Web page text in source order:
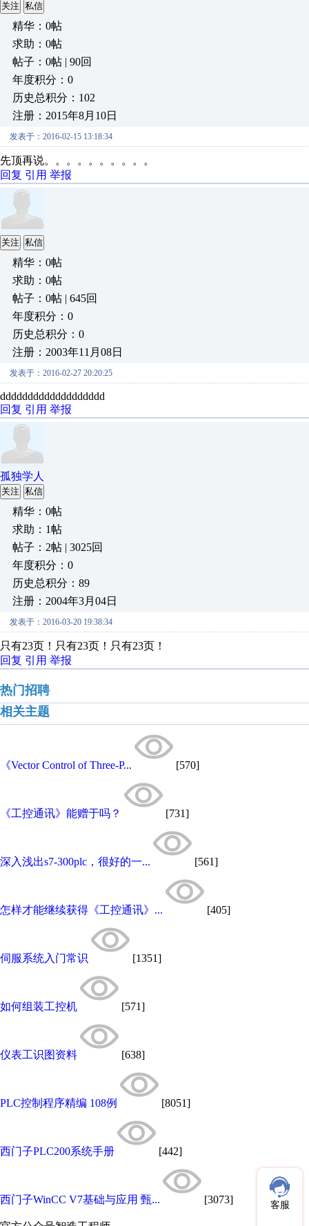
关注 私信
精华：0帖
求助：0帖
帖子：0帖 | 90回
年度积分：0
历史总积分：102
注册：2015年8月10日
发表于：2016-02-15 13:18:34
先顶再说。。。。。。。。。。
回复 引用 举报
关注 私信
精华：0帖
求助：0帖
帖子：0帖 | 645回
年度积分：0
历史总积分：0
注册：2003年11月08日
发表于：2016-02-27 20:20:25
ddddddddddddddddddd
回复 引用 举报
孤独学人
关注 私信
精华：0帖
求助：1帖
帖子：2帖 | 3025回
年度积分：0
历史总积分：89
注册：2004年3月04日
发表于：2016-03-20 19:38:34
只有23页！只有23页！只有23页！
回复 引用 举报
热门招聘
相关主题
《Vector Control of Three-P... [570]
《工控通讯》能赠于吗？ [731]
深入浅出s7-300plc，很好的一... [561]
怎样才能继续获得《工控通讯》... [405]
伺服系统入门常识 [1351]
如何组装工控机 [571]
仪表工识图资料 [638]
PLC控制程序精编 108例 [8051]
西门子PLC200系统手册 [442]
西门子WinCC V7基础与应用 甄... [3073] 客服